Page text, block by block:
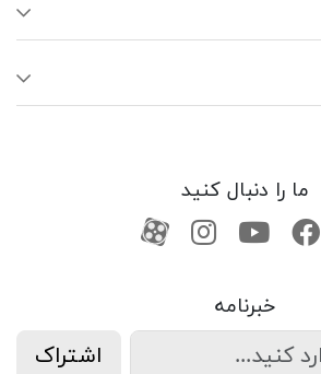
ما را دنبال کنید
فیسبوکیوتیوبکانال آپارات
کانال آپارات
خبرنامه
اشتراک